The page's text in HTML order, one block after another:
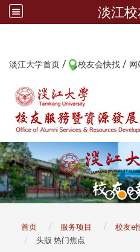
淡江
淡江大学首页 / 校友会快找 / 网
首页 服务项目
校友e
头版 热门焦点